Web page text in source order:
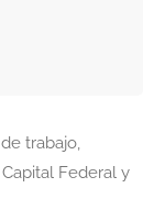
trabajo,
Federal y